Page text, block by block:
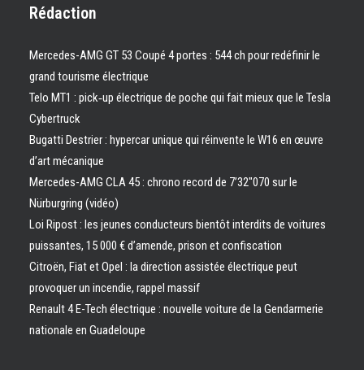
Rédaction
Mercedes-AMG GT 53 Coupé 4 portes : 544 ch pour redéfinir le
grand tourisme électrique
Telo MT1 : pick‑up électrique de poche qui fait mieux que le Tesla
Cybertruck
Bugatti Destrier : hypercar unique qui réinvente le W16 en œuvre
d’art mécanique
Mercedes-AMG CLA 45 : chrono record de 7’32″070 sur le
Nürburgring (vidéo)
Loi Ripost : les jeunes conducteurs bientôt interdits de voitures
puissantes, 15 000 € d’amende, prison et confiscation
Citroën, Fiat et Opel : la direction assistée électrique peut
provoquer un incendie, rappel massif
Renault 4 E-Tech électrique : nouvelle voiture de la Gendarmerie
nationale en Guadeloupe